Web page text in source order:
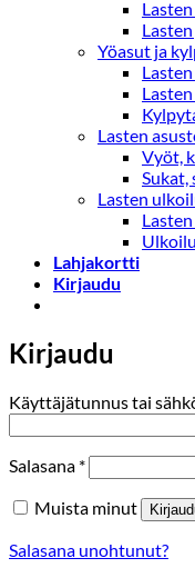
Yöasut ja
Lasten
Vyöt,
Sukat,
Lasten
Lahjakortti
Kirjaudu
Kirjaudu
Käyttäjätunnus tai
Salasana *Vaaditaan
Muista minut
Salasana unohtunut?